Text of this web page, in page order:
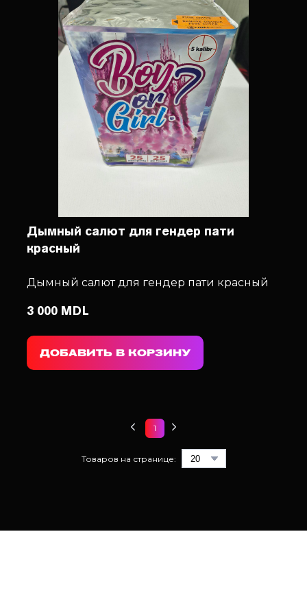
Дымный салют для гендер пати
красный
Дымный салют для гендер пати красный
3 000 MDL
ДОБАВИТЬ В КОРЗИНУ
Товаров на странице:
1